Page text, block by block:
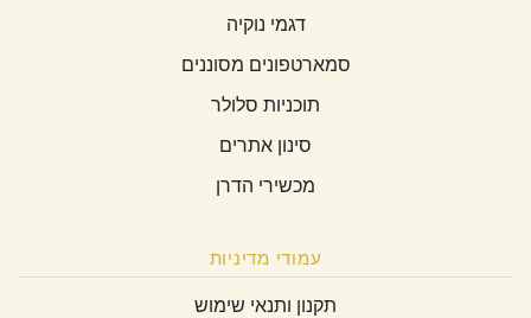
דגמי נוקיה
סמארטפונים מסוננים
תוכניות סלולר
סינון אתרים
מכשירי הדרן
עמודי מדיניות
תקנון ותנאי שימוש